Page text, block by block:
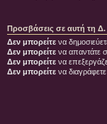
Προσβάσεις σε αυτή τη
Δεν μπορείτε να
Δεν μπορείτε να απαντάτε
Δεν μπορείτε να
Δεν μπορείτε να